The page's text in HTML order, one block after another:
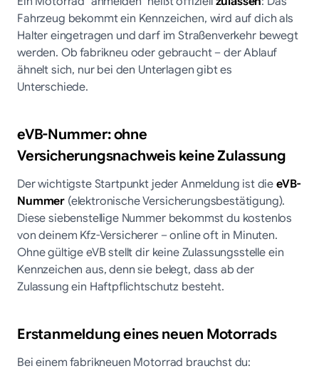
Fahrzeug bekommt ein Kennzeichen, wird auf dich als
Halter eingetragen und darf im Straßenverkehr bewegt
werden. Ob fabrikneu oder gebraucht – der Ablauf
ähnelt sich, nur bei den Unterlagen gibt es
Unterschiede.
eVB-Nummer: ohne
Versicherungsnachweis keine Zulassung
Der wichtigste Startpunkt jeder Anmeldung ist dieeVB-
Nummer(elektronische Versicherungsbestätigung).
Diese siebenstellige Nummer bekommst du kostenlos
von deinem Kfz-Versicherer – online oft in Minuten.
Ohne gültige eVB stellt dir keine Zulassungsstelle ein
Kennzeichen aus, denn sie belegt, dass ab der
Zulassung ein Haftpflichtschutz besteht.
Erstanmeldung eines neuen Motorrads
Bei einem fabrikneuen Motorrad brauchst du: